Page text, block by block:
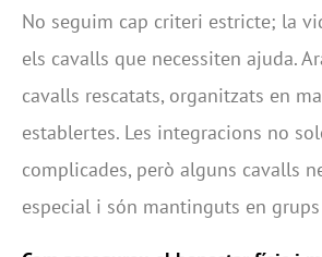
No seguim cap criteri estricte; la
els cavalls que necessiten ajuda.
cavalls rescatats, organitzats en
establertes. Les integracions no
complicades, però alguns cavalls
especial i són mantinguts en